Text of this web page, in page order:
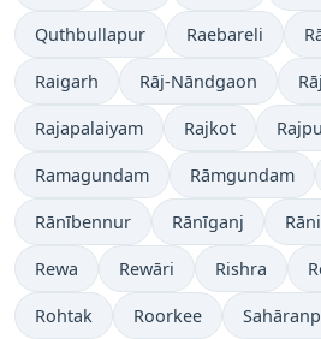
Quthbullapur Raebareli
Raigarh Rāj-Nāndgaon
Rajapalaiyam Rajkot
Ramagundam Rāmgundam
Rānībennur Rānīganj
Rewa Rewāri Rishra
Rohtak Roorkee